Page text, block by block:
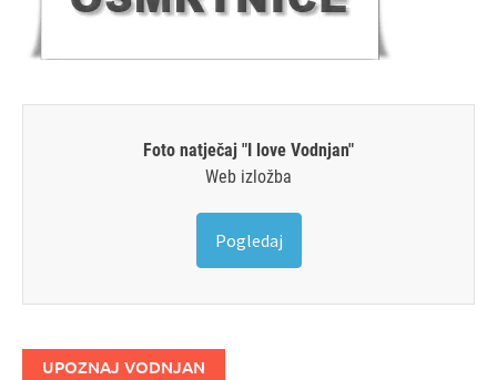
Foto natječaj "I love Vodnjan"
Web izložba
Pogledaj
UPOZNAJ VODNJAN